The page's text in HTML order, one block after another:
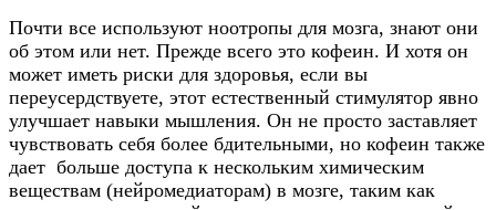
Почти все используют ноотропы для мозга, знают они
об этом или нет. Прежде всего это кофеин. И хотя он
может иметь риски для здоровья, если вы
переусердствуете, этот естественный стимулятор явно
улучшает навыки мышления. Он не просто заставляет
чувствовать себя более бдительными, но кофеин также
дает больше доступа к нескольким химическим
веществам (нейромедиаторам) в мозге, таким как